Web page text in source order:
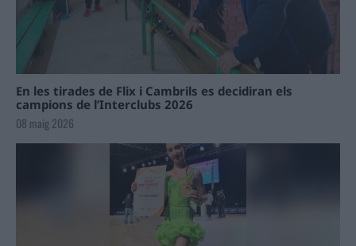
En les tirades de Flix i Cambrils es decidiran els
campions de l’Interclubs 2026
08 maig 2026